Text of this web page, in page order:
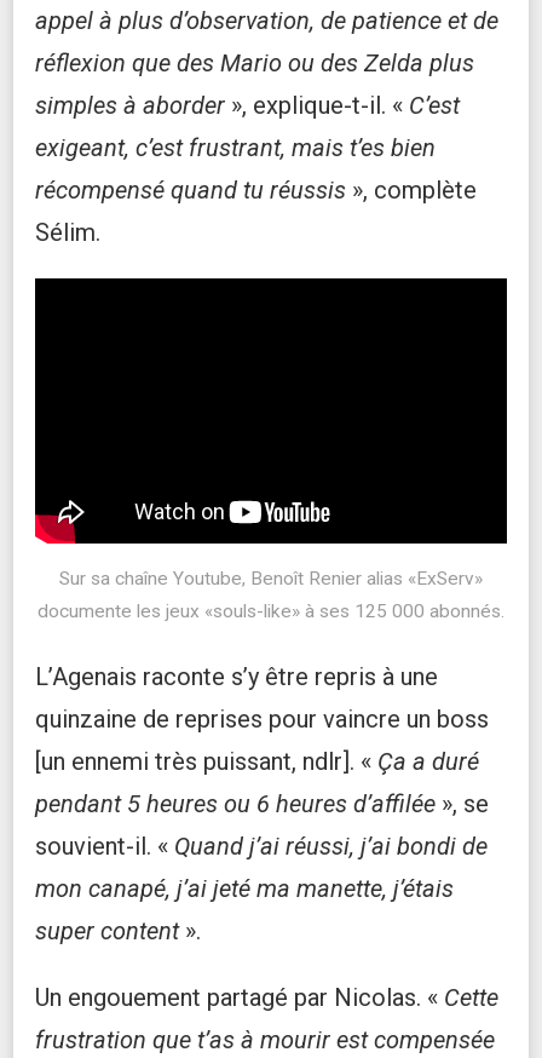
appel à plus d’observation, de patience et de
réflexion que des Mario ou des Zelda plus
simples à aborder », explique-t-il. « C’est
exigeant, c’est frustrant, mais t’es bien
récompensé quand tu réussis », complète
Sélim.
Sur sa chaîne Youtube, Benoît Renier alias «ExServ»
documente les jeux «souls-like» à ses 125 000 abonnés.
L’Agenais raconte s’y être repris à une
quinzaine de reprises pour vaincre un boss
[un ennemi très puissant, ndlr]. « Ça a duré
pendant 5 heures ou 6 heures d’affilée », se
souvient-il. « Quand j’ai réussi, j’ai bondi de
mon canapé, j’ai jeté ma manette, j’étais
super content».
Un engouement partagé par Nicolas. « Cette
frustration que t’as à mourir est compensée